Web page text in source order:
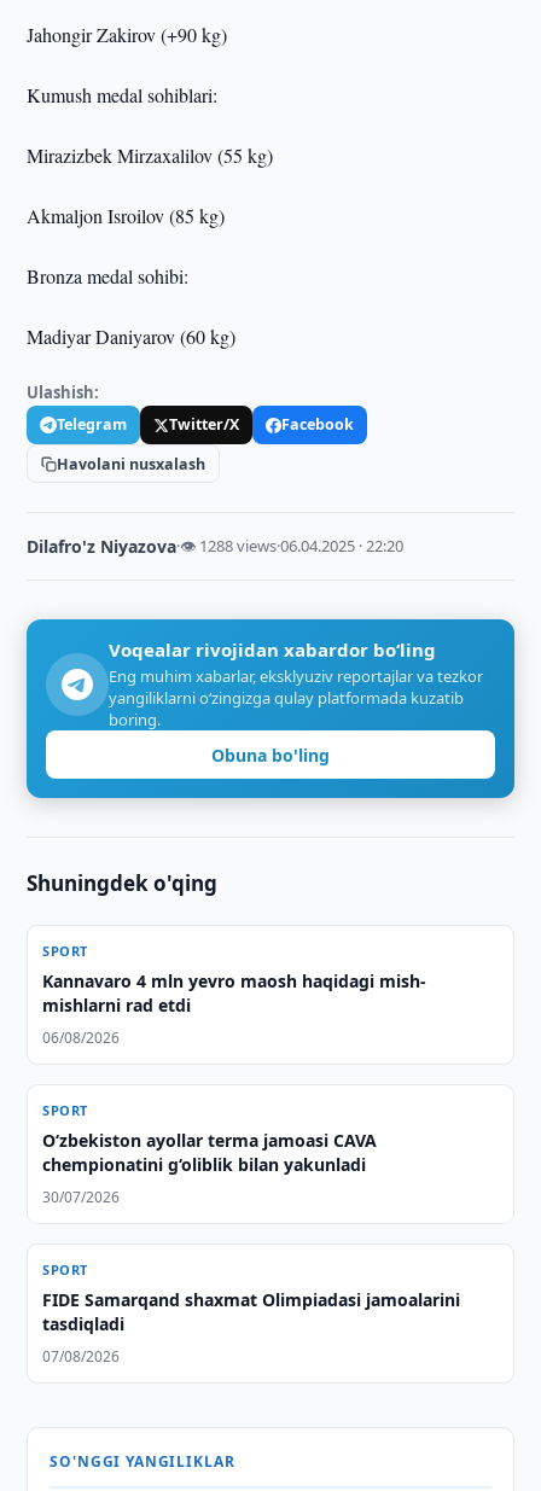
Jahongir Zakirov (+90 kg)
Kumush medal sohiblari:
Mirazizbek Mirzaxalilov (55 kg)
Akmaljon Isroilov (85 kg)
Bronza medal sohibi:
Madiyar Daniyarov (60 kg)
Ulashish:
Telegram Twitter/X
Facebook
Havolani nusxalash
Dilafro'z Niyazova·👁 1288 views·06.04.2025 · 22:20
Voqealar rivojidan xabardor bo‘ling
Eng muhim xabarlar, eksklyuziv reportajlar va tezkor
yangiliklarni o‘zingizga qulay platformada kuzatib
boring.
Obuna bo'ling
Shuningdek o'qing
SPORT
Kannavaro 4 mln yevro maosh haqidagi mish-
mishlarni rad etdi
06/08/2026
SPORT
O‘zbekiston ayollar terma jamoasi CAVA
chempionatini g‘oliblik bilan yakunladi
30/07/2026
SPORT
FIDE Samarqand shaxmat Olimpiadasi jamoalarini
tasdiqladi
07/08/2026
SO'NGGI YANGILIKLAR